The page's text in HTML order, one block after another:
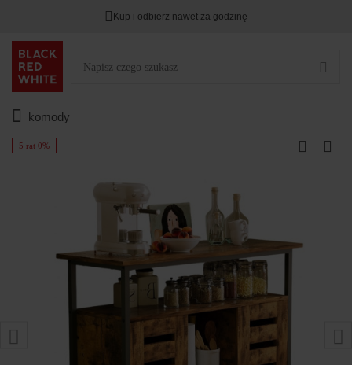
Kup i odbierz nawet za godzinę
komody
5 rat 0%